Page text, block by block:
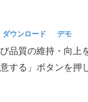
ダウンロード
Download
デモ
Demo
品質の維持・向
する」ボタンを押